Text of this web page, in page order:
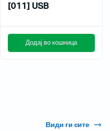
[011] USB
Додај во кошница
Види ги сите